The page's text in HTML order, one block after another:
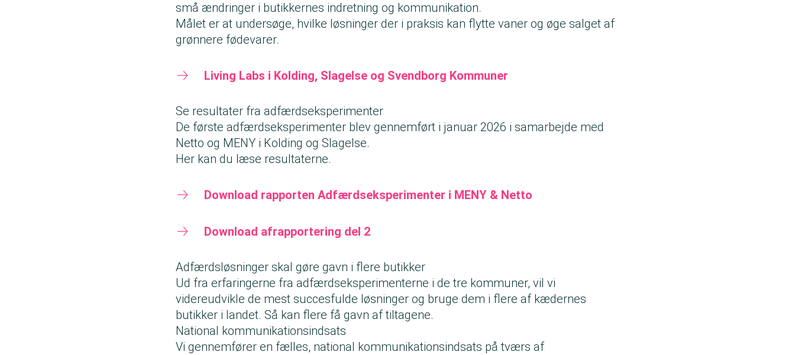
små ændringer i butikkernes indretning og kommunikation.
Målet er at undersøge, hvilke løsninger der i praksis kan flytte vaner og øge salget af
grønnere fødevarer.
Living Labs i Kolding, Slagelse og Svendborg Kommuner
Se resultater fra adfærdseksperimenter
De første adfærdseksperimenter blev gennemført i januar 2026 i samarbejde med
Netto og MENY i Kolding og Slagelse.
Her kan du læse resultaterne.
Download rapporten Adfærdseksperimenter i MENY & Netto
Download afrapportering del 2
Adfærdsløsninger skal gøre gavn i flere butikker
Ud fra erfaringerne fra adfærdseksperimenterne i de tre kommuner, vil vi
videreudvikle de mest succesfulde løsninger og bruge dem i flere af kædernes
butikker i landet. Så kan flere få gavn af tiltagene.
National kommunikationsindsats
Vi gennemfører en fælles, national kommunikationsindsats på tværs af